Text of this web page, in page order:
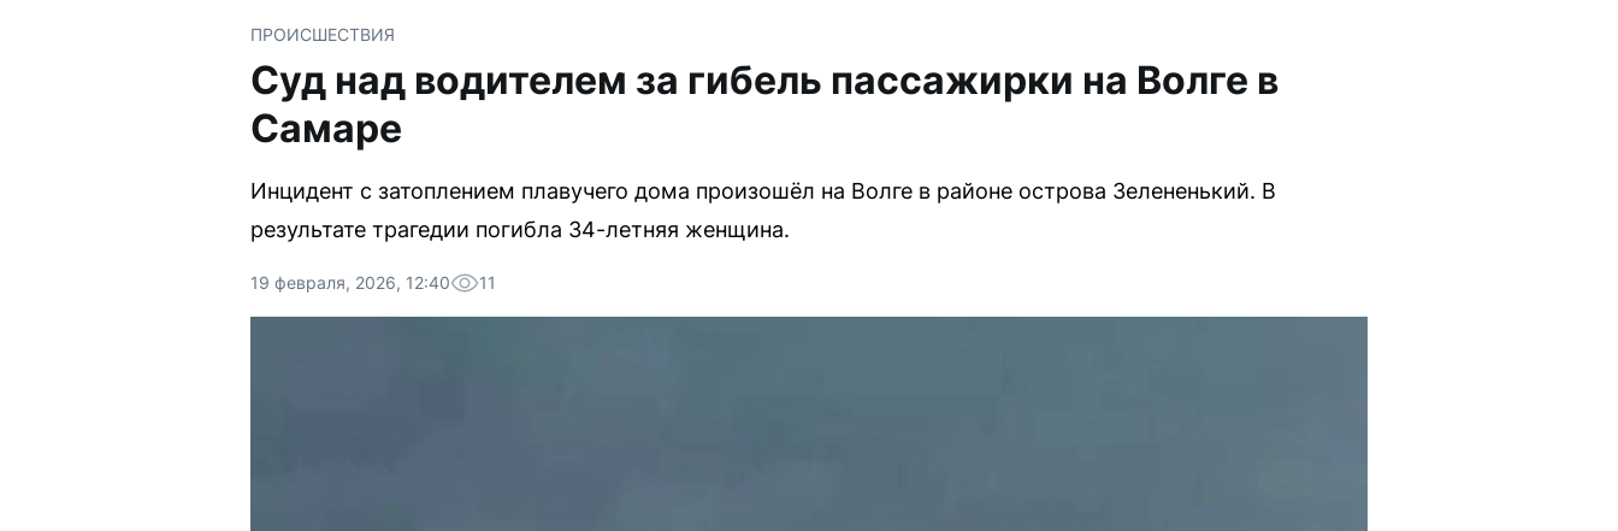
ПРОИСШЕСТВИЯ
Суд над водителем за гибель пассажирки на Волге в
Самаре
Инцидент с затоплением плавучего дома произошёл на Волге в районе острова Зелененький. В
результате трагедии погибла 34-летняя женщина.
19 февраля, 2026, 12:40 11